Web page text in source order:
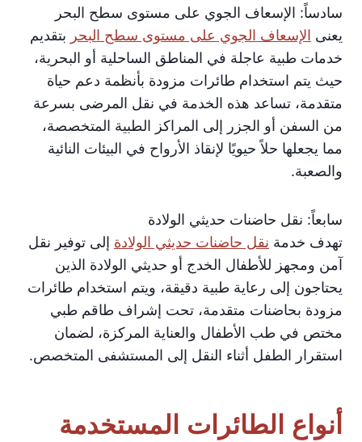
سادساً: الإسعاف الجوي على مستوى سطح البحر
يعنى الإسعاف الجوي على مستوى سطح البحر بتقديم
خدمات طبية عاجلة في المناطق الساحلية أو البحرية،
حيث يتم استخدام طائرات مزودة بأنظمة دعم حياة
متقدمة، تساعد هذه الخدمة في نقل المرضى بسرعة
من السفن أو الجزر إلى المراكز الطبية المتخصصة،
مما يجعلها حلاً حيويًا لإنقاذ الأرواح في البيئات النائية
والصعبة.
سابعاً: نقل حاضنات حديثي الولادة
تهدف خدمة نقل حاضنات حديثي الولادة إلى توفير نقل
آمن ومجهز للأطفال الخدج أو حديثي الولادة الذين
يحتاجون إلى رعاية طبية دقيقة، ويتم استخدام طائرات
مزودة بحاضنات متقدمة، تحت إشراف طاقم طبي
مختص في طب الأطفال والعناية المركزة، لضمان
استقرار الطفل أثناء النقل إلى المستشفى المتخصص.
أنواع الطائرات المستخدمة